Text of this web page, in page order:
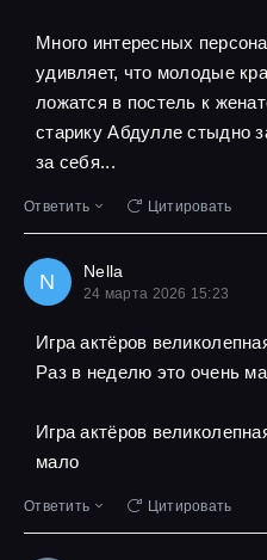
Много интересных
удивляет, что молодые
ложатся в постель к
старику Абдулле стыдно
за себя...
Ответить Цитировать
N Nella
24 марта 2026 15:23
Игра актёров
Pаз в неделю это очень
Игра актёров
мало
Ответить Цитировать